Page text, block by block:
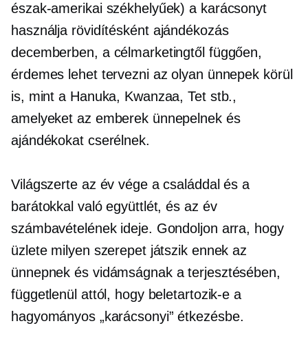
észak-amerikai székhelyűek) a karácsonyt
használja rövidítésként ajándékozás
decemberben, a célmarketingtől függően,
érdemes lehet tervezni az olyan ünnepek körül
is, mint a Hanuka, Kwanzaa, Tet stb.,
amelyeket az emberek ünnepelnek és
ajándékokat cserélnek.
Világszerte az év vége a családdal és a
barátokkal való együttlét, és az év
számbavételének ideje. Gondoljon arra, hogy
üzlete milyen szerepet játszik ennek az
ünnepnek és vidámságnak a terjesztésében,
függetlenül attól, hogy beletartozik-e a
hagyományos „karácsonyi” étkezésbe.